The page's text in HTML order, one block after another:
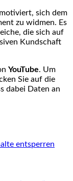
motiviert, sich dem
zu widmen. Es
die sich auf
Kundschaft
YouTube. Um
Sie auf die
dabei Daten an
entsperren